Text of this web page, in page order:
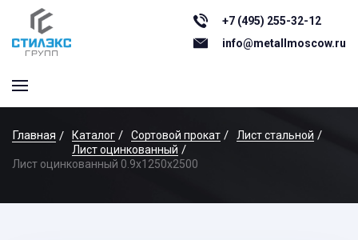
+7 (495) 255-32-12
info@metallmoscow.ru
Главная Каталог Сортовой прокат
Лист стальной
Лист оцинкованный
Лист оцинкованный 0.9x1250x2500